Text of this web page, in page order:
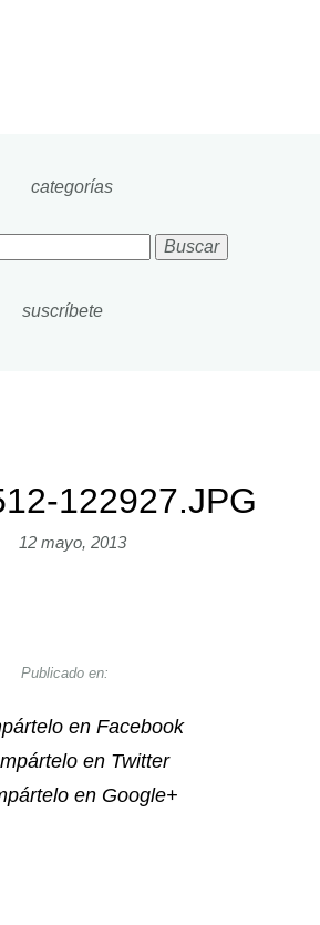
categorías
suscríbete
122927.JPG
12 mayo, 2013
Publicado en:
en Facebook
en Twitter
en Google+